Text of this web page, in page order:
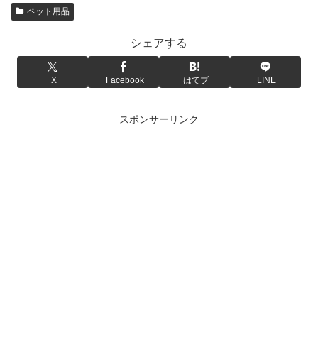
ペット用品
シェアする
X Facebook はてブ LINE
スポンサーリンク